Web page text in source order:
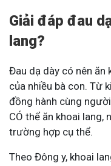
Giải đáp đau
lang?
Đau dạ dày có nên ăn
của nhiều bà con. Từ
đồng hành cùng
CÓ thể ăn khoai lang,
trường hợp cụ thể.
Theo Đông y, khoai